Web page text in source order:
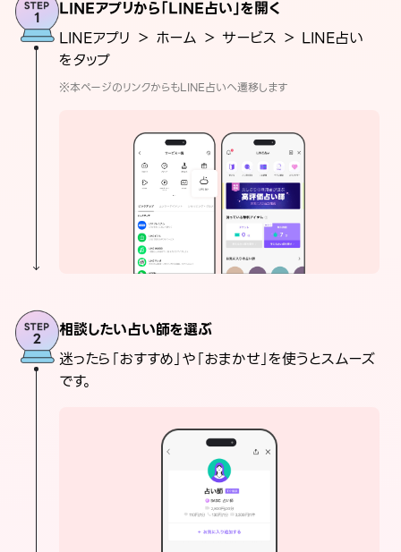
LINEアプリから「LINE占い」を開く
LINEアプリ ＞ ホーム ＞ サービス ＞ LINE占い
をタップ
※本ページのリンクからもLINE占いへ遷移します
相談したい占い師を選ぶ
迷ったら「おすすめ」や「おまかせ」を使うとスムーズ
です。